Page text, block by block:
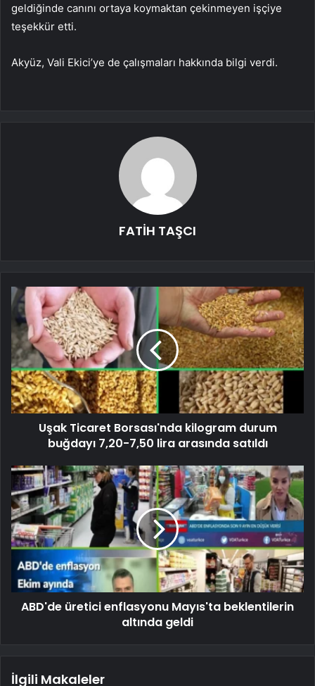
geldiğinde canını ortaya koymaktan çekinmeyen işçiye
teşekkür etti.
Akyüz, Vali Ekici’ye de çalışmaları hakkında bilgi verdi.
FATİH TAŞCI
Uşak Ticaret Borsası'nda kilogram durum
buğdayı 7,20-7,50 lira arasında satıldı
ABD'de üretici enflasyonu Mayıs'ta beklentilerin
altında geldi
İlgili Makaleler